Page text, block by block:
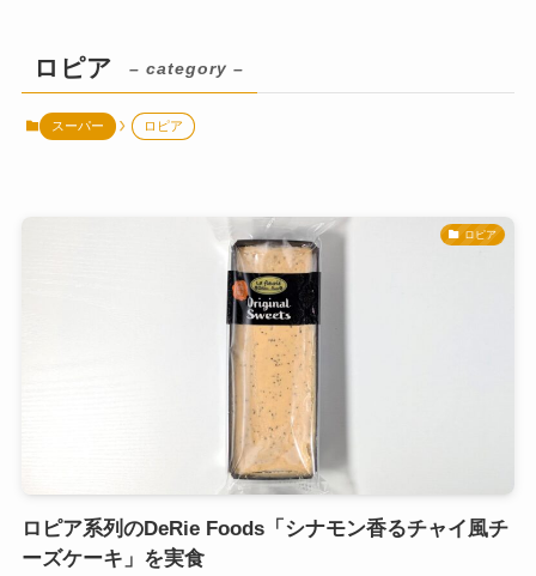
ロピア – category –
スーパー ロピア
ロピア
ロピア系列のDeRie Foods「シナモン香るチャイ風チ
ーズケーキ」を実食